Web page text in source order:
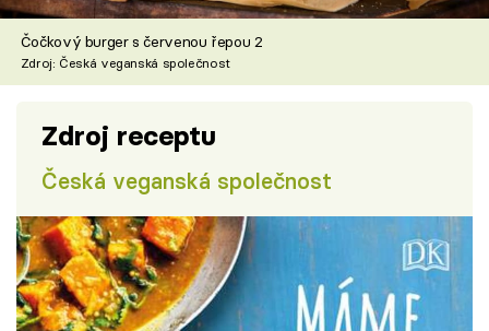
Čočkový burger s červenou řepou 2
Zdroj: Česká veganská společnost
Zdroj receptu
Česká veganská společnost